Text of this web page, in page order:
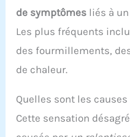
de symptômes liés à
Les plus fréquents
des fourmillements,
de chaleur.
Quelles sont les causes
Cette sensation